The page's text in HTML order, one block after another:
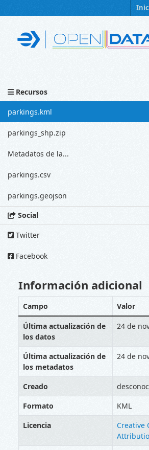
Información adicional
Campo Valor
Última actualización de
los datos
24 de
Última actualización de
los metadatos
24 de
Creado
Formato
KML
Licencia
Creative
Recursos
parkings.kml
parkings_shp.zip
Metadatos de la...
parkings.csv
parkings.geojson
Social
Twitter
Facebook